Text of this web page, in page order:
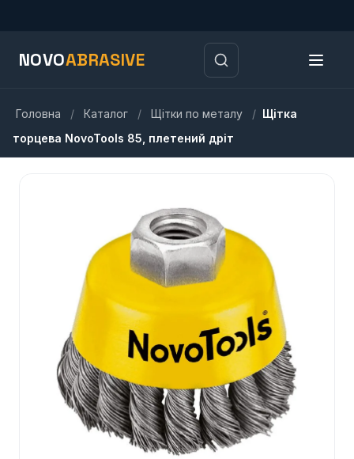
NOVOABRASIVE
Головна / Каталог / Щітки по металу / Щітка
торцева NovoTools 85, плетений дріт